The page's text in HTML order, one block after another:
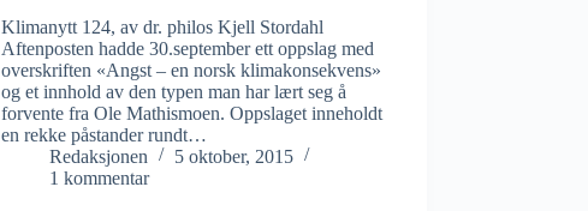
Klimanytt 124, av dr. philos Kjell Stordahl
Aftenposten hadde 30.september ett oppslag med
overskriften «Angst – en norsk klimakonsekvens»
og et innhold av den typen man har lært seg å
forvente fra Ole Mathismoen. Oppslaget inneholdt
en rekke påstander rundt…
Redaksjonen
5 oktober, 2015
1 kommentar